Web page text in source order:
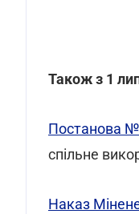
Також з 1
Постанова
спільне
Наказ